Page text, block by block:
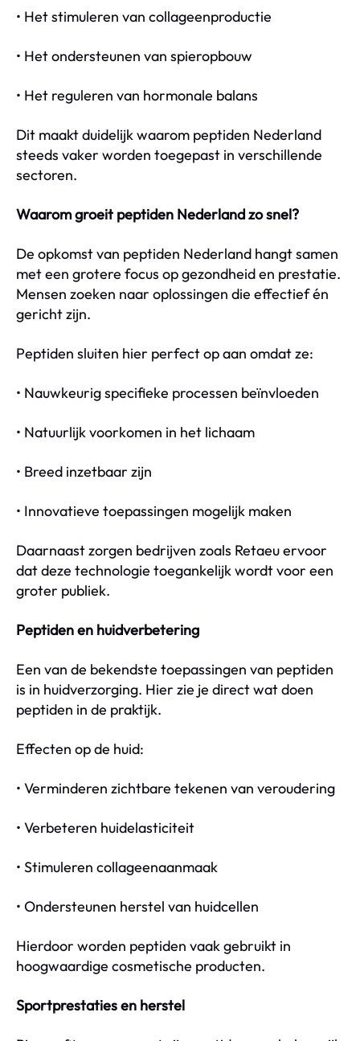
• Het stimuleren van collageenproductie
• Het ondersteunen van spieropbouw
• Het reguleren van hormonale balans
Dit maakt duidelijk waarom peptiden Nederland
steeds vaker worden toegepast in verschillende
sectoren.
Waarom groeit peptiden Nederland zo snel?
De opkomst van peptiden Nederland hangt samen
met een grotere focus op gezondheid en prestatie.
Mensen zoeken naar oplossingen die effectief én
gericht zijn.
Peptiden sluiten hier perfect op aan omdat ze:
• Nauwkeurig specifieke processen beïnvloeden
• Natuurlijk voorkomen in het lichaam
• Breed inzetbaar zijn
• Innovatieve toepassingen mogelijk maken
Daarnaast zorgen bedrijven zoals Retaeu ervoor
dat deze technologie toegankelijk wordt voor een
groter publiek.
Peptiden en huidverbetering
Een van de bekendste toepassingen van peptiden
is in huidverzorging. Hier zie je direct wat doen
peptiden in de praktijk.
Effecten op de huid:
• Verminderen zichtbare tekenen van veroudering
• Verbeteren huidelasticiteit
• Stimuleren collageenaanmaak
• Ondersteunen herstel van huidcellen
Hierdoor worden peptiden vaak gebruikt in
hoogwaardige cosmetische producten.
Sportprestaties en herstel